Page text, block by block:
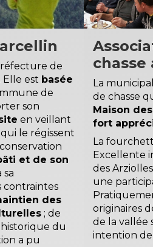
de
Elle est basée
de
son
en veillant
le régissent
et de son
sa
contraintes
des
; de
du
a pu
chasse
La
de chasse
Maison
fort
La
Excellente
des
une
originaires
de la vallée
intention